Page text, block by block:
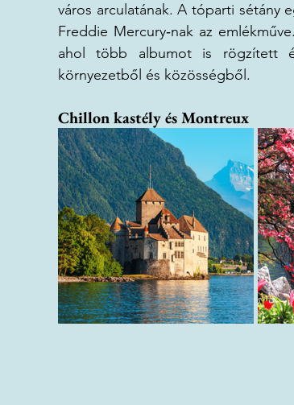
város arculatának. A tóparti sétány
Freddie Mercury‑nak az
ahol több albumot is rögzített
környezetből és közösségből.
Chillon kastély és Montreux